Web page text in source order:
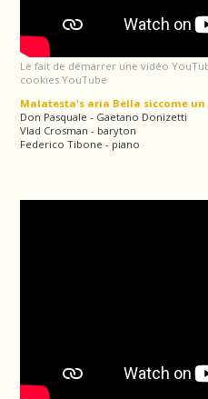
Le fait de démarrer une vidéo
cookies YouTube
Malatesta's aria Bella siccome un
Don Pasquale - Gaetano Donizetti
Vlad Crosman - baryton
Federico Tibone - piano